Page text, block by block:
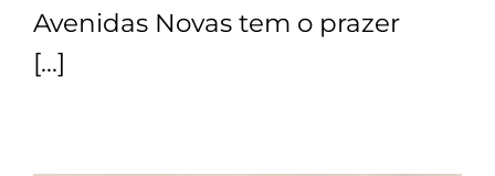
Avenidas Novas tem o prazer
[…]